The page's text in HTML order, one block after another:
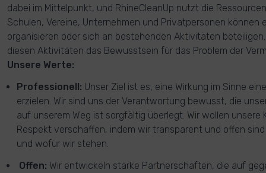
dabei im Mittelpunkt, und RhineCleanUp nutzt die
Schulen, Vereine, Unternehmen und Privatpersonen können
organisieren oder sich an bestehenden Aktivitäten
diesen Aktivitäten das Bewusstsein für das Problem der
Unsere Werte:
Professionell: Unser Ziel ist es, eine Wirkung im Sinne
erzielen. Wir sind uns der Verantwortung bewusst, die
auf unserem Weg ist sorgfältig überlegt. Wir wollen
Respekt verschaffen, indem wir transparent und offen
und wofür wir stehen.
Offen: Wir entwickeln starke Partnerschaften, die auf